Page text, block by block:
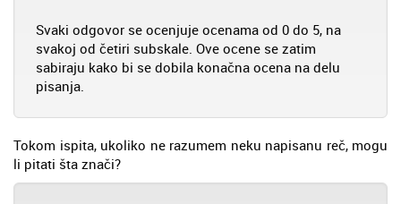
Svaki odgovor se ocenjuje ocenama od 0 do 5, na
svakoj od četiri subskale. Ove ocene se zatim
sabiraju kako bi se dobila konačna ocena na delu
pisanja.
Tokom ispita, ukoliko ne razumem neku napisanu reč, mogu
li pitati šta znači?